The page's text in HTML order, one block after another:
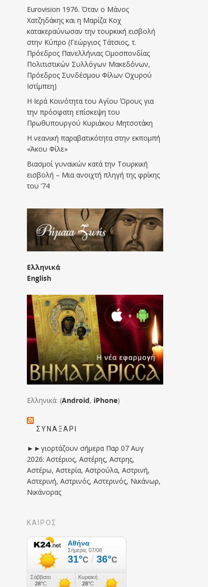
Eurovision 1976. Όταν ο Μάνος
Χατζηδάκης και η Μαρίζα Κοχ
κατακεραύνωσαν την τουρκική εισβολή
στην Κύπρο (Γεώργιος Τάτσιος, τ.
Πρόεδρος Πανελλήνιας Ομοσπονδίας
Πολιτιστικών Συλλόγων Μακεδόνων,
Πρόεδρος Συνδέσμου Φίλων Οχυρού
Ιστίμπεη)
Η Ιερά Κοινότητα του Αγίου Όρους για
την πρόσφατη επίσκεψη του
Πρωθυπουργού Κυριάκου Μητσοτάκη
Η νεανική παραβατικότητα στην εκπομπή
«Άκου Φίλε»
Βιασμοί γυναικών κατά την Τουρκική
εισβολή – Μια ανοιχτή πληγή της φρίκης
του ’74
Ελληνικά
English
Ελληνικά: (Android, iPhone)
ΣΥΝΑΞΆΡΙ
►►γιορτάζουν σήμερα Παρ 07 Αυγ
2026: Αστέριος, Αστέρης, Αστρης,
Αστέρω, Αστερία, Αστρούλα, Αστρινή,
Αστερινή, Αστρινός, Αστερινός, Νικάνωρ,
Νικάνορας
ΚΑΙΡΟΣ